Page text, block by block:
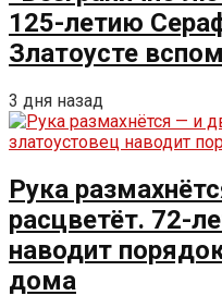
125-летию
Златоусте
3 дня назад
Рука
расцветёт. 72-
наводит
дома